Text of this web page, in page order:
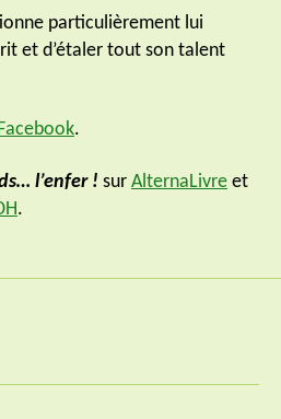
particulièrement lui
et d’étaler tout son talent
.
l’enfer ! sur AlternaLivre et
.